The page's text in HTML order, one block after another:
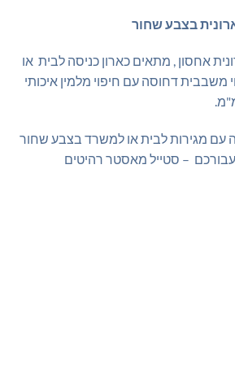
בצבע שחור
אחסון , מתאים כארון כניסה לבית או
משבבית דחוסה עם חיפוי מלמין איכותי
עם מגירות לבית או למשרד בצבע שחור
– סטייל מאסטר רהיטים